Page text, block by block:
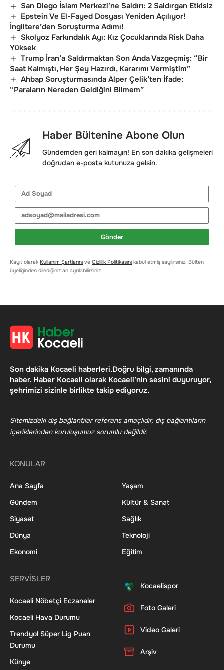
San Diego İslam Merkezi’ne Saldırı: 2 Saldırgan Etkisiz
Epstein Ve El-Fayed Dosyası Yeniden Açılıyor!
İngiltere’den Soruşturma Adımı!
Skolyoz Farkındalık Ayı: Kız Çocuklarında Risk Daha
Yüksek
Trump İran’a Saldırmaktan Son Anda Vazgeçmiş: “Bir
Saat Kalmıştı, Her Şey Hazırdı, Kararımı Vermiştim”
Ahbap Soruşturmasında Alper Çelik’ten İfade:
“Paraların Nereden Geldiğini Bilmem”
Haber Bültenine Abone Olun
Gündemden geri kalmayın! En son dakika gelişmeleri
doğrudan e-posta kutunuza gelsin.
Gönder
Kayıt olarak Kullanım Şartlarını ve Gizlilik Politikasını kabul etmiş sayılırsınız. Bülten
üyeliğinden dilediğiniz an ayrılabilirsiniz.
Son dakika Kocaeli haberleri.Doğru bilgi, zamanında
haber. Haber Kocaeli olarak Kocaeli’nin sesini duyuruyor,
şehrimizi sizinle birlikte takip ediyoruz.
Sitemizdeki dış bağlantılar referans amaçlıdır, dış bağlantıların
içeriklerinden kuruluşumuz sorumlu değildir.
KONULAR
Ana Sayfa
Gündem
Siyaset
Dünya
Ekonomi
Yaşam
Kültür & Sanat
Sağlık
Teknoloji
Eğitim
SERVİSLER
Kocaeli Nöbetçi Eczaneler
Kocaeli Hava Durumu
Trendyol Süper Lig Puan
Durumu
Künye
Kocaelispor
Foto Galeri
Video Galeri
Arşiv